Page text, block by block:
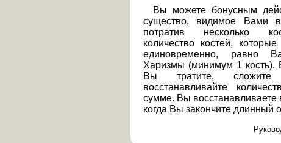
Вы можете бонусным
существо, видимое Вами
потратив несколько
количество костей,
единовременно, равно
Харизмы (минимум 1 кость).
Вы тратите,
восстанавливайте
сумме. Вы восстанавливаете
когда Вы закончите длинный